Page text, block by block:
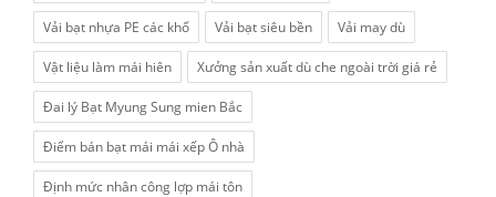
Vải bạt nhựa PE các khổ Vải bạt siêu bền Vải may dù
Vật liệu làm mái hiên Xưởng sản xuất dù che ngoài trời giá rẻ
Đai lý Bạt Myung Sung mien Bắc
Điểm bán bạt mái mái xếp Ô nhà
Định mức nhân công lợp mái tôn